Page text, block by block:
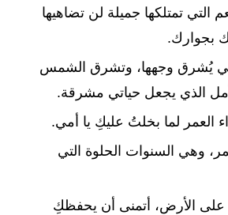
التي تمتلكها جميلة لن تضاهيها
بجوارك.
يُشرق وجهها، وتشرق الشمس
الذي يجعل حياتي مشرقة.
العمر لما بخلتُ عليكِ يا أمي.
وهي السنوات الحلوة التي
على الأرض، أتمنى أن يحفظكِ